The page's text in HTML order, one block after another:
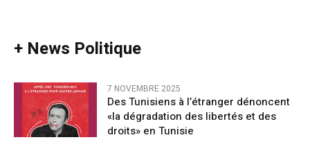
+ News Politique
7 NOVEMBRE 2025
Des Tunisiens à l’étranger dénoncent
«la dégradation des libertés et des
droits» en Tunisie